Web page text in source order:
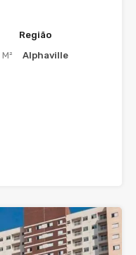
M²
Região
Alphaville